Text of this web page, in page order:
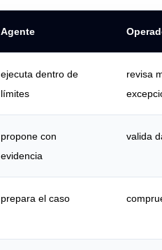
Agente
ejecuta dentro de
límites
revisa
propone con
evidencia
valida
prepara el caso